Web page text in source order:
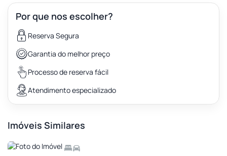
Por que nos escolher?
Reserva Segura
Garantia do melhor preço
Processo de reserva fácil
Atendimento especializado
Imóveis Similares